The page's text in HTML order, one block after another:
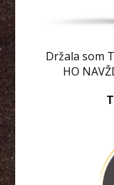
Držala som
HO